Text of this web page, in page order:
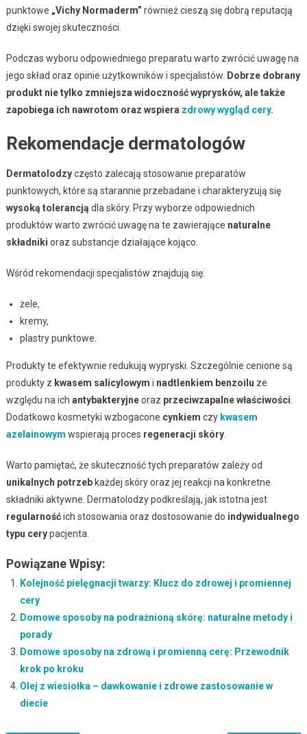
punktowe „Vichy Normaderm” również cieszą się dobrą reputacją
dzięki swojej skuteczności.
Podczas wyboru odpowiedniego preparatu warto zwrócić uwagę na
jego skład oraz opinie użytkowników i specjalistów. Dobrze dobrany
produkt nie tylko zmniejsza widoczność wyprysków, ale także
zapobiega ich nawrotom oraz wspiera zdrowy wygląd cery.
Rekomendacje dermatologów
Dermatolodzyczęsto zalecają stosowanie preparatów
punktowych, które są starannie przebadane i charakteryzują się
wysoką tolerancją dla skóry. Przy wyborze odpowiednich
produktów warto zwrócić uwagę na te zawierające naturalne
składniki oraz substancje działające kojąco.
Wśród rekomendacji specjalistów znajdują się:
żele,
kremy,
plastry punktowe.
Produkty te efektywnie redukują wypryski. Szczególnie cenione są
produkty z kwasem salicylowym i nadtlenkiem benzoilu ze
względu na ich antybakteryjneoraz przeciwzapalne właściwości
Dodatkowo kosmetyki wzbogacone cynkiem czy kwasem
azelainowym wspierają proces regeneracji skóry.
Warto pamiętać, że skuteczność tych preparatów zależy od
unikalnych potrzebkażdej skóry oraz jej reakcji na konkretne
składniki aktywne. Dermatolodzy podkreślają, jak istotna jest
regularnośćich stosowania oraz dostosowanie do indywidualnego
typu cerypacjenta.
Powiązane Wpisy:
Kolejność pielęgnacji twarzy: Klucz do zdrowej i promiennej
cery
Domowe sposoby na podrażnioną skórę: naturalne metody i
porady
Domowe sposoby na zdrową i promienną cerę: Przewodnik
krok po kroku
Olej z wiesiołka – dawkowanie i zdrowe zastosowanie w
diecie